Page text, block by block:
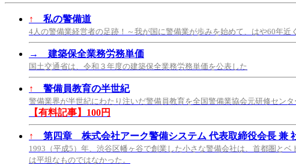
↑ 私の警備道
4人の警備業経営者の足跡！～我が国に警備業が歩みを始めて、はや60年
→ 建築保全業務労務単価
国土交通省は、令和３年度の建築保全業務労務単価を公表した
↑ 警備員教育の半世紀
警備業界が半世紀にわたり注いだ警備員教育を全国警備業協会元研修セン
【有料記事】100円
↑ 第四章 株式会社アーク警備システム 代表取締役会長 兼
1993（平成5）年、渋谷区幡ヶ谷で創業した小さな警備会社は、首都圏と
は平坦なものではなかった。